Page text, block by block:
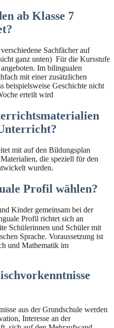
ab Klasse 7
Sachfächer auf
ganz unten) Für die Kursstufe
Im bilingualen
mit einer zusätzlichen
beispielsweise Geschichte nicht
erteilt wird
mit auf den Bildungsplan
die speziell für den
wurden.
Profil wählen?
Kinder gemeinsam bei der
Profil richtet sich an
Schülerinnen und Schüler mit
Sprache. Voraussetzung ist
und Mathematik im
aus der Grundschule werden
Interesse an der